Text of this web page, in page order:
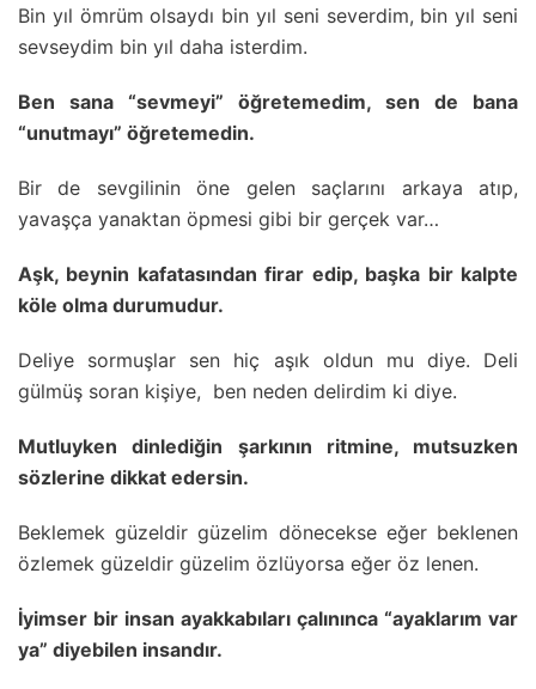
Bin yıl ömrüm olsaydı bin yıl seni severdim, bin yıl seni
sevseydim bin yıl daha isterdim.
Ben sana “sevmeyi” öğretemedim, sen de bana
“unutmayı” öğretemedin.
Bir de sevgilinin öne gelen saçlarını arkaya atıp,
yavaşça yanaktan öpmesi gibi bir gerçek var…
Aşk, beynin kafatasından firar edip, başka bir kalpte
köle olma durumudur.
Deliye sormuşlar sen hiç aşık oldun mu diye. Deli
gülmüş soran kişiye, ben neden delirdim ki diye.
Mutluyken dinlediğin şarkının ritmine, mutsuzken
sözlerine dikkat edersin.
Beklemek güzeldir güzelim dönecekse eğer beklenen
özlemek güzeldir güzelim özlüyorsa eğer öz lenen.
İyimser bir insan ayakkabıları çalınınca “ayaklarım var
ya” diyebilen insandır.